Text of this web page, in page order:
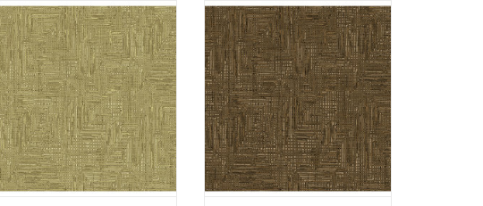
Stof 100% katoen Grass roots
wide back (275 cm breed!)
kakigroen
TOEVOEGEN AAN WINKELWAGEN
Stof 100% katoen Grass roots
wide back (275 cm breed!) Bruin
TOEVOEGEN AAN WINKELWAGEN